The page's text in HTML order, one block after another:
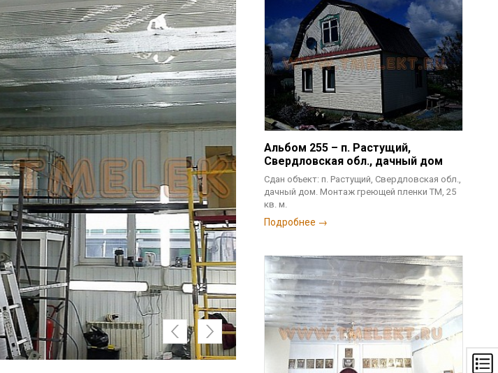
Альбом 255 – п. Растущий,
Свердловская обл., дачный дом
Сдан объект: п. Растущий, Свердловская обл.,
дачный дом. Монтаж греющей пленки ТМ, 25
кв. м.
Подробнее →